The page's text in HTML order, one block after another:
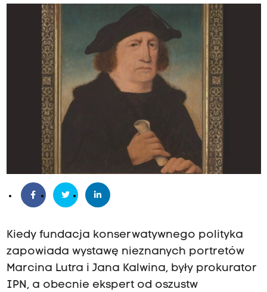
Kiedy fundacja konserwatywnego polityka
zapowiada wystawę nieznanych portretów
Marcina Lutra i Jana Kalwina, były prokurator
IPN, a obecnie ekspert od oszustw